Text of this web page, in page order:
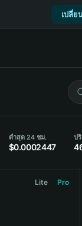
เปลี่ย
ต่ำสุด 24 ชม.
$0.0002447
ป
Lite Pro